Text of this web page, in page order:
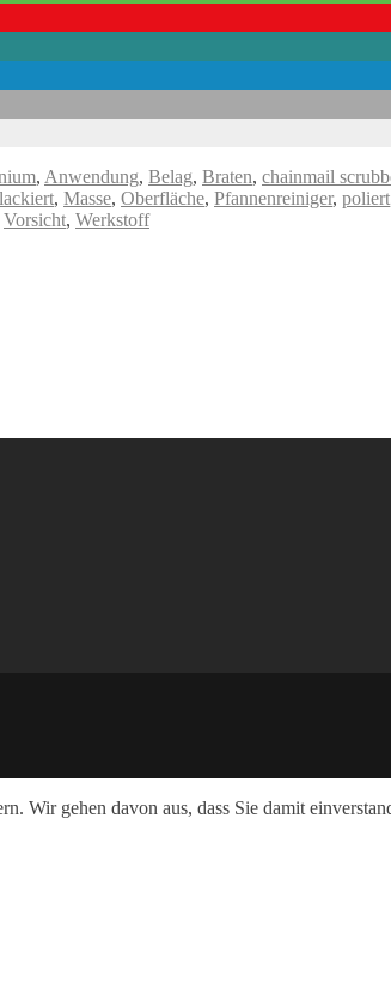
, Anwendung, Belag, Braten, chainmail
lackiert, Masse, Oberfläche, Pfannenreiniger, poliert
Vorsicht, Werkstoff
Wir gehen davon aus, dass Sie damit